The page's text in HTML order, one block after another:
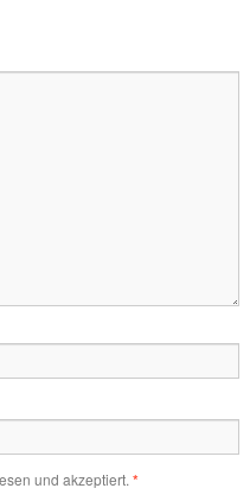
und akzeptiert. *